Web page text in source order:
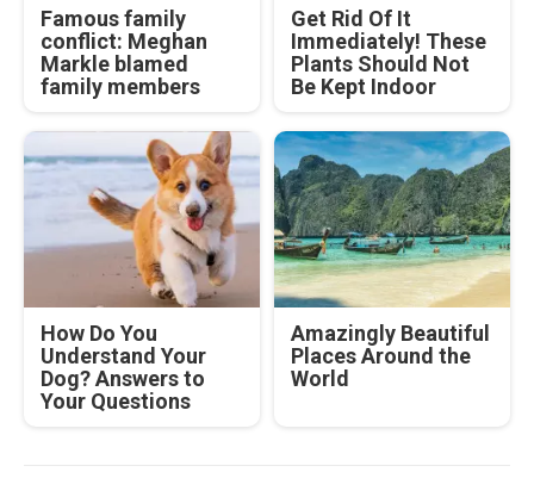
Famous family
conflict: Meghan
Markle blamed
family members
Get Rid Of It
Immediately! These
Plants Should Not
Be Kept Indoor
How Do You
Understand Your
Dog? Answers to
Your Questions
Amazingly Beautiful
Places Around the
World